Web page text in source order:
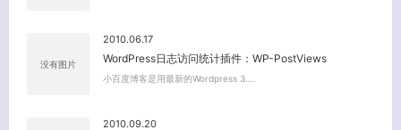
没有图片
2010.06.17
WordPress日志访问统计插件：WP-PostViews
小百度博客是用最新的Wordpress 3.…
2010.09.20